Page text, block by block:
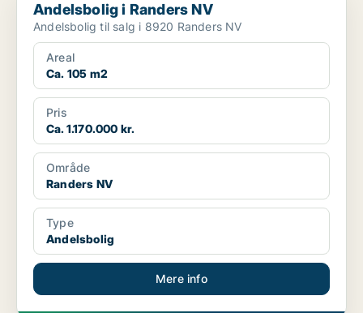
Andelsbolig i Randers NV
Andelsbolig til salg i 8920 Randers NV
Areal
Ca. 105 m2
Pris
Ca. 1.170.000 kr.
Område
Randers NV
Type
Andelsbolig
Mere info